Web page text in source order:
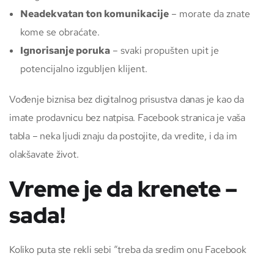
Neadekvatan ton komunikacije – morate da znate
kome se obraćate.
Ignorisanje poruka – svaki propušten upit je
potencijalno izgubljen klijent.
Vođenje biznisa bez digitalnog prisustva danas je kao da
imate prodavnicu bez natpisa. Facebook stranica je vaša
tabla – neka ljudi znaju da postojite, da vredite, i da im
olakšavate život.
Vreme je da krenete –
sada!
Koliko puta ste rekli sebi “treba da sredim onu Facebook